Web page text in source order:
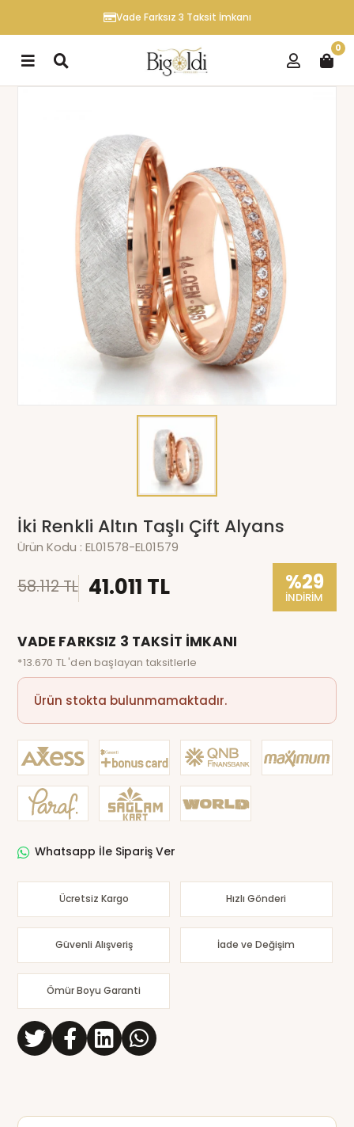
Vade Farksız 3 Taksit İmkanı
0
İki Renkli Altın Taşlı Çift Alyans
Ürün Kodu :EL01578-EL01579
58.112 TL 41.011 TL %29
İNDİRİM
VADE FARKSIZ 3 TAKSİT İMKANI
*13.670 TL 'den başlayan taksitlerle
Ürün stokta bulunmamaktadır.
Whatsapp İle Sipariş Ver
Ücretsiz Kargo Hızlı Gönderi
Güvenli Alışveriş İade ve Değişim
Ömür Boyu Garanti